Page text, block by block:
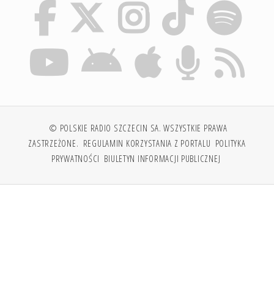
© POLSKIE RADIO SZCZECIN SA. WSZYSTKIE PRAWA
ZASTRZEŻONE. REGULAMIN KORZYSTANIA Z PORTALU POLITYKA
PRYWATNOŚCI BIULETYN INFORMACJI PUBLICZNEJ